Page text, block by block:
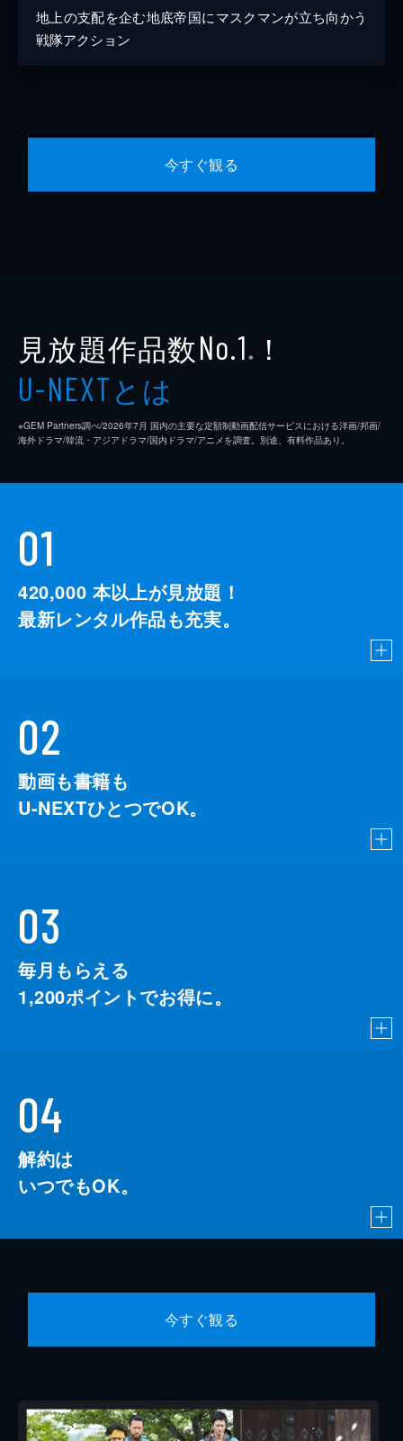
地上の支配を企む地底帝国にマスクマンが立ち向かう
戦隊アクション
今すぐ観る
見放題作品数No.1 ※ ！
U-NEXTとは
※GEM Partners調べ/2026年7⽉ 国内の主要な定額制動画配信サービスにおける洋画/邦画/
海外ドラマ/韓流・アジアドラマ/国内ドラマ/アニメを調査。別途、有料作品あり。
01
420,000 本以上が見放題！
最新レンタル作品も充実。
02
動画も書籍も
U-NEXTひとつでOK。
03
毎月もらえる
1,200ポイントでお得に。
04
解約は
いつでもOK。
今すぐ観る